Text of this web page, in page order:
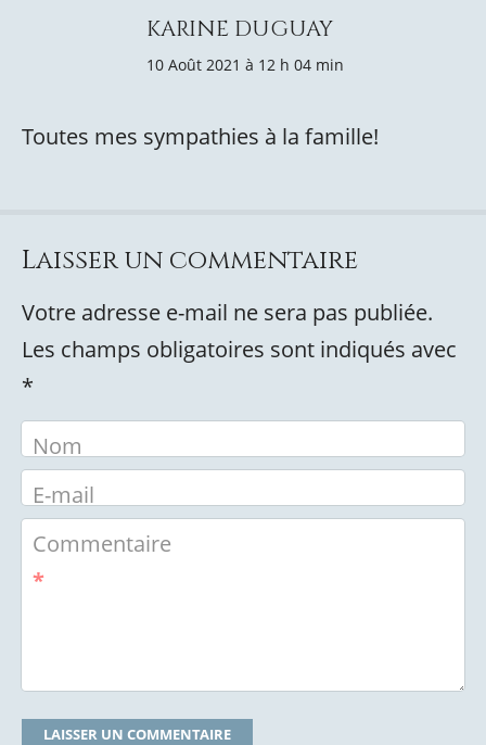
KARINE DUGUAY
10 Août 2021 à 12 h 04 min
Toutes mes sympathies à la famille!
Laisser un commentaire
Votre adresse e-mail ne sera pas publiée.
Les champs obligatoires sont indiqués avec
*
Nom
E-mail
Commentaire
*